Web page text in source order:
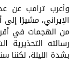
وأعرب ترامب عن
الإيراني، مشيرًا
من الهجمات في
رسالته التحذيرية
بشدة الليلة،